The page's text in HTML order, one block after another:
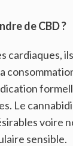
de CBD ?
cardiaques,
Le
voire
sensible.